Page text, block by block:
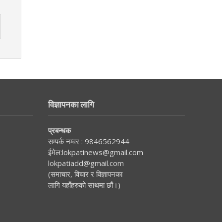
विज्ञापनका लागि
प्रबन्धक
सम्पर्क नम्वर : 9846562944
ईमेल:lokpatinews@gmail.com
lokpatiadd@gmail.com
(समाचार, विचार र विज्ञापनका
लागि यहाँहरुको साथमा छौं।)